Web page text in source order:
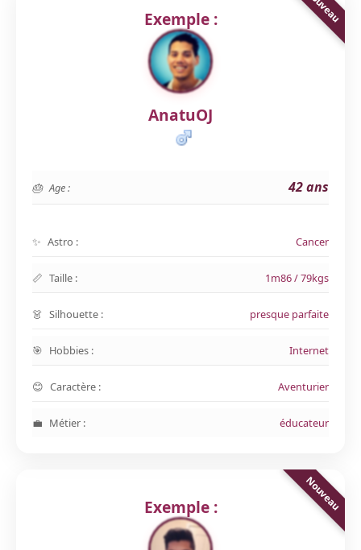
Exemple :
AnatuOJ
Age : 42 ans
Astro : Cancer
Taille : 1m86 / 79kgs
Silhouette : presque parfaite
Hobbies : Internet
Caractère : Aventurier
Métier : éducateur
Exemple :